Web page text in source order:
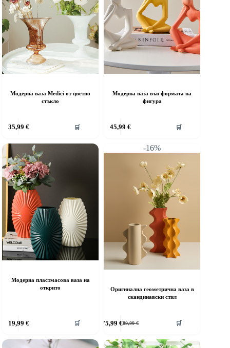
Модерна ваза Medici от цветно
стъкло
35,99 € 🛒
Модерна ваза във формата на
фигура
45,99 € 🛒
Модерна пластмасова ваза на
открито
19,99 € 🛒
-16%
Оригинална геометрична ваза в
скандинавски стил
89,99€
Original
was:
75,99€
Текущата
е:
🛒